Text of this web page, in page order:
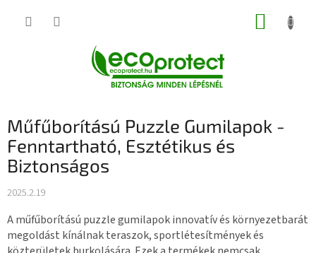
KOSÁR
Műfűborítású Puzzle Gumilapok -
Fenntartható, Esztétikus és
Biztonságos
2025.2.19
A műfűborítású puzzle gumilapok innovatív és környezetbarát
megoldást kínálnak teraszok, sportlétesítmények és